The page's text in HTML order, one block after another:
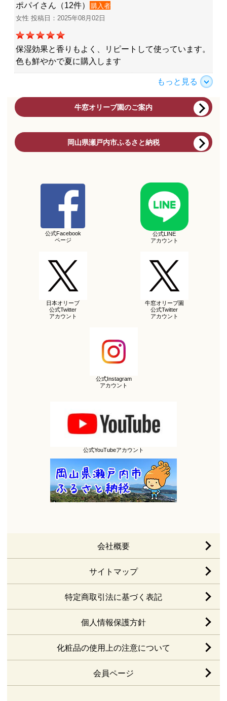
ポパイさん（12件）
購入者
女性 投稿日：2025年08月02日
保湿効果と香りもよく、リピートして使っています。
色も鮮やかで夏に購入します
もっと見る
牛窓オリーブ園のご案内
岡山県瀬戸内市ふるさと納税
公式Facebook
ページ
公式LINE
アカウント
日本オリーブ
公式Twitter
アカウント
牛窓オリーブ園
公式Twitter
アカウント
公式Instagram
アカウント
公式YouTubeアカウント
会社概要
サイトマップ
特定商取引法に基づく表記
個人情報保護方針
化粧品の使用上の注意について
会員ページ